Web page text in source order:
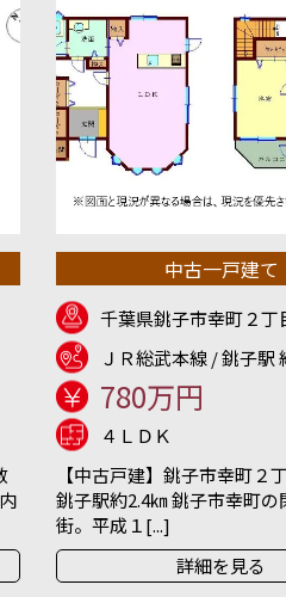
中古一戸建て
千葉県銚子市幸町２丁
ＪＲ総武本線 / 銚子駅
780万円
４ＬＤＫ
【中古戸建】銚子市幸町２
銚子駅約2.4㎞ 銚子市幸町の
街。平成１[...]
詳細を見る